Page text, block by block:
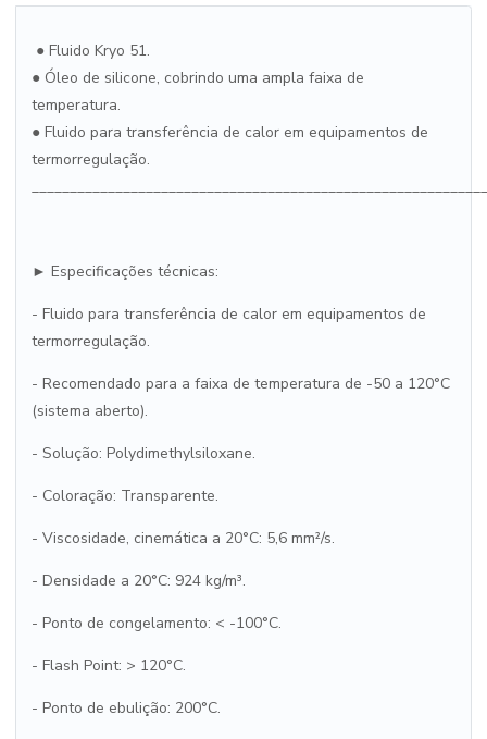
● Fluido Kryo 51.
● Óleo de silicone, cobrindo uma ampla faixa de
temperatura.
● Fluido para transferência de calor em equipamentos de
termorregulação.
► Especificações técnicas:
- Fluido para transferência de calor em equipamentos de
termorregulação.
- Recomendado para a faixa de temperatura de -50 a 120°C
(sistema aberto).
- Solução: Polydimethylsiloxane.
- Coloração: Transparente.
- Viscosidade, cinemática a 20°C: 5,6 mm²/s.
- Densidade a 20°C: 924 kg/m³.
- Ponto de congelamento: < -100°C.
- Flash Point: > 120°C.
- Ponto de ebulição: 200°C.